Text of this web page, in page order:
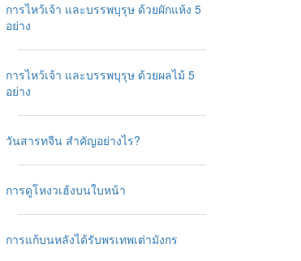
การไหว้เจ้า และบรรพบุรุษ ด้วยผักแห้ง 5
อย่าง
การไหว้เจ้า และบรรพบุรุษ ด้วยผลไม้ 5
อย่าง
วันสารทจีน สำคัญอย่างไร?
การดูโหงวเฮ้งบนใบหน้า
การแก้บนหลังได้รับพรเทพเต่ามังกร